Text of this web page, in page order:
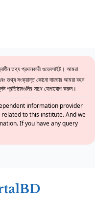
তথ্য প্রদানকারী ওয়েবসাইট। আমরা
তথ্য সংক্রান্ত কোনো দায়ভার আমরা বহন
প্রতিষ্ঠানগুলির সাথে যোগাযোগ করুন।
information provider
to this institute. And we
If you have any query